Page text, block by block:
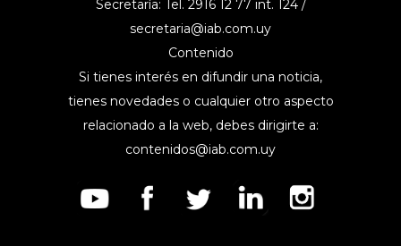
Secretaría: Tel. 2916 12 77 int. 124 /
secretaria@iab.com.uy
Contenido
Si tienes interés en difundir una noticia,
tienes novedades o cualquier otro aspecto
relacionado a la web, debes dirigirte a:
contenidos@iab.com.uy